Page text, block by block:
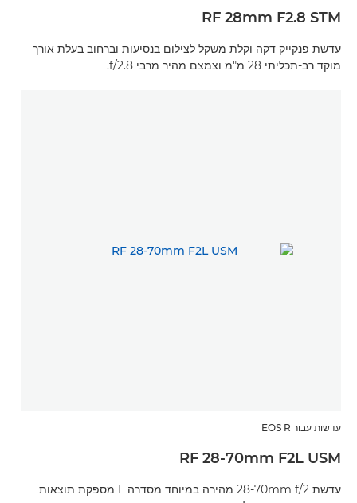
RF 28mm F2.8 STM
עדשת פנקייק דקה וקלת משקל לצילום בנסיעות וברחוב בעלת אורך
מוקד רב-תכליתי 28 מ"מ וצמצם מהיר מרבי f/2.8.
עדשות עבור EOS R
RF 28-70mm F2L USM
עדשת 28-70mm f/2 מהירה במיוחד מסדרה L מספקת תוצאות